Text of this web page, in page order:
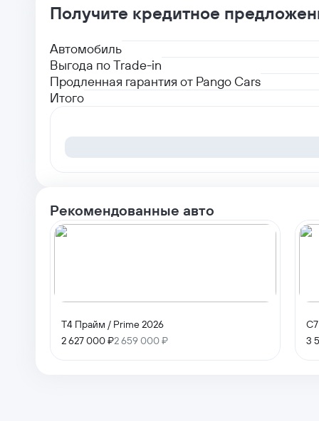
Получите кредитное
Автомобиль
Выгода по Trade-in
Продленная гарантия от Pango Cars
Итого
Рекомендованные авто
T4 Прайм / Prime 2026
2 627 000 ₽2 659 000 ₽
3